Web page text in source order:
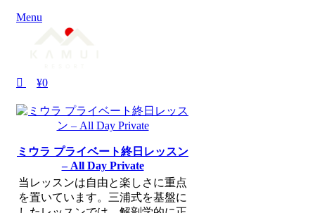
Menu
¥0
ミウラ プライベート終日レッスン
– All Day Private
当レッスンは自由と楽しさに重点
を置いています。三浦式を基盤に